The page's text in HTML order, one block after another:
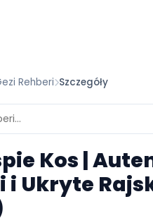
Rehberi Szczegóły
Kos |
i Ukryte